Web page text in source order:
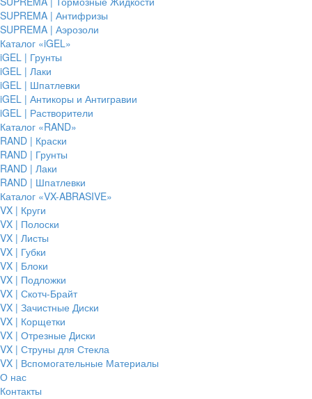
SUPREMA | Антифризы
SUPREMA | Аэрозоли
Каталог «iGEL»
iGEL | Грунты
iGEL | Лаки
iGEL | Шпатлевки
iGEL | Антикоры и Антигравии
iGEL | Растворители
Каталог «RAND»
RAND | Краски
RAND | Грунты
RAND | Лаки
RAND | Шпатлевки
Каталог «VX-ABRASIVE»
VX | Круги
VX | Полоски
VX | Листы
VX | Губки
VX | Блоки
VX | Подложки
VX | Скотч-Брайт
VX | Зачистные Диски
VX | Корщетки
VX | Отрезные Диски
VX | Струны для Стекла
VX | Вспомогательные Материалы
О нас
Контакты